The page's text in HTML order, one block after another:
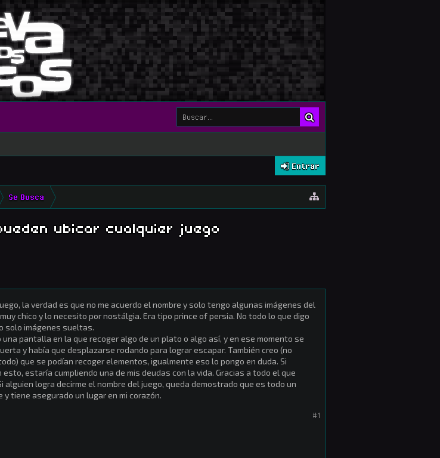
Entrar
Se Busca
ubicar cualquier juego
la verdad es que no me acuerdo el nombre y solo tengo algunas imágenes del
chico y lo necesito por nostálgia. Era tipo prince of persia. No todo lo que digo
solo imágenes sueltas.
una pantalla en la que recoger algo de un plato o algo así, y en ese momento se
y había que desplazarse rodando para lograr escapar. También creo (no
que se podían recoger elementos, igualmente eso lo pongo en duda. Si
estaría cumpliendo una de mis deudas con la vida. Gracias a todo el que
alguien logra decirme el nombre del juego, queda demostrado que es todo un
tiene asegurado un lugar en mi corazón.
#1